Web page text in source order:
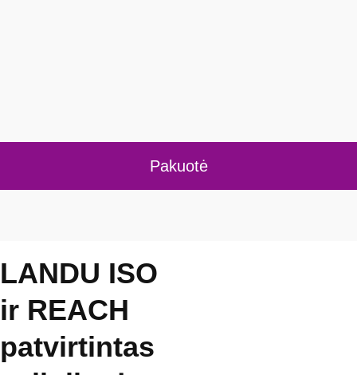
Pakuotė
LANDU ISO
ir REACH
patvirtintas